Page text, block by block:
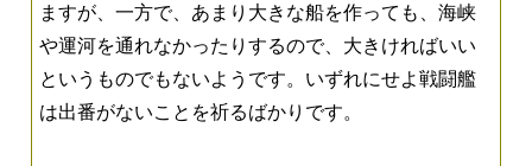
ますが、一方で、あまり大きな船を作っても、海峡
や運河を通れなかったりするので、大きければいい
というものでもないようです。いずれにせよ戦闘艦
は出番がないことを祈るばかりです。